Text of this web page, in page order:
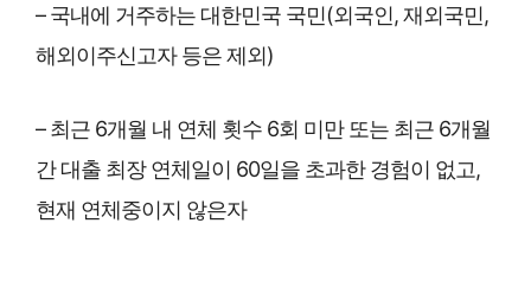
– 국내에 거주하는 대한민국 국민(외국인, 재외국민,
해외이주신고자 등은 제외)
– 최근 6개월 내 연체 횟수 6회 미만 또는 최근 6개월
간 대출 최장 연체일이 60일을 초과한 경험이 없고,
현재 연체중이지 않은자